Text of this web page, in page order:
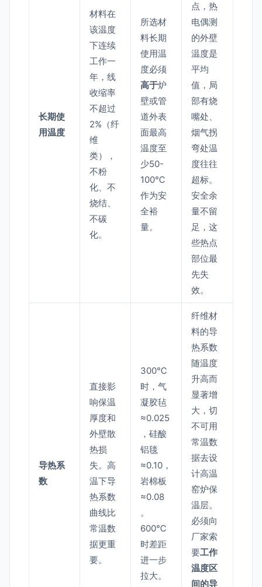
长期使
用温度
材料在
该温度
下连续
工作一
年，线
收缩率
不超过
2%（纤
维
类），
不粉
化、不
烧结、
不碳
化。
所选材
料长期
使用温
度必须
高于炉
壁或管
道外表
面最高
温度至
少50-
100℃
作为安
全裕
量。
点，热
电偶测
的外壁
温度是
平均
值，局
部有烧
嘴处、
烟气拐
弯处温
度往往
超标。
安全余
量不留
足，这
些热点
部位最
先失
效。
导热系
数
直接影
响保温
厚度和
外壁散
热损
失。高
温下导
热系数
曲线比
常温数
据更重
要。
300℃
时，气
凝胶毡
≈0.025
，硅酸
铝毯
≈0.10，
岩棉板
≈0.08
。
600℃
时差距
进一步
拉大。
纤维材
料的导
热系数
随温度
升高而
显著增
大，切
不可用
常温数
据去设
计高温
窑炉保
温层。
必须向
厂家索
要工作
温度区
间的导